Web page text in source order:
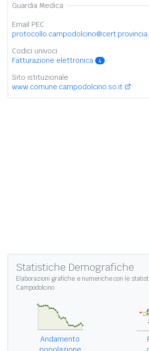
Guardia Medica
Email PEC
Codici univoci
Fatturazione elettronica
4
Sito istituzionale
www.comune.campodolcino.so.it
Statistiche Demografiche
Elaborazioni grafiche e numeriche con le
Campodolcino
Andamento